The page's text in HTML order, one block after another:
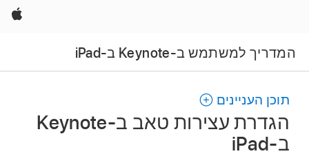
Apple
המדריך למשתמש ב-Keynote ב-iPad
תוכן העניינים
הגדרת עצירות טאב ב‑Keynote
ב‑iPad